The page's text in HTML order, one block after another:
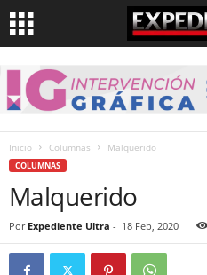
Inicio Columnas Malquerido
COLUMNAS
Malquerido
Por Expediente Ultra - 18 Feb, 2020